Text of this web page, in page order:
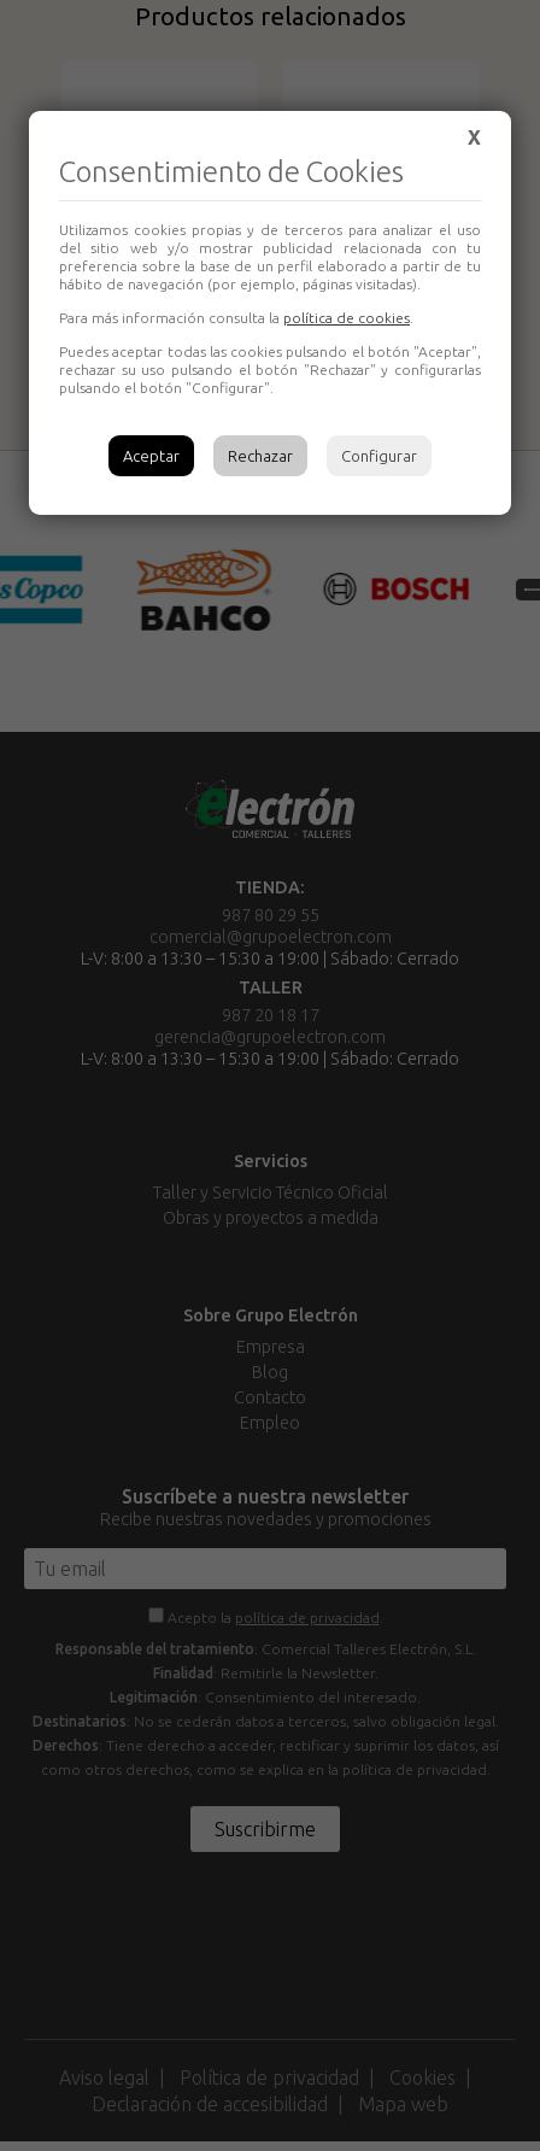
Productos relacionados
Racor Rosca
Hembra 1/4"
26SFIW13MXX
Aixia
Racor Rosca
Hembra 3/8"
26SFIW17MXX
Aixia
TIENDA:
987 80 29 55
comercial@grupoelectron.com
L-V: 8:00 a 13:30 – 15:30 a 19:00 | Sábado: Cerrado
TALLER
987 20 18 17
gerencia@grupoelectron.com
L-V: 8:00 a 13:30 – 15:30 a 19:00 | Sábado: Cerrado
Servicios
Taller y Servicio Técnico Oficial
Obras y proyectos a medida
Sobre Grupo Electrón
Empresa
Blog
Contacto
Empleo
Suscríbete a nuestra newsletter
Recibe nuestras novedades y promociones
Acepto la política de privacidad
Responsable del tratamiento: Comercial Talleres Electrón, S.L.
Finalidad : Remitirle la Newsletter.
Legitimación: Consentimiento del interesado.
Destinatarios: No se cederán datos a terceros, salvo obligación legal.
Derechos: Tiene derecho a acceder, rectificar y suprimir los datos, así
como otros derechos, como se explica en la política de privacidad.
Suscribirme
Aviso legal Política de privacidad
Cookies
Declaración de accesibilidad
Mapa web
X
Consentimiento de Cookies
Utilizamos cookies propias y de terceros para analizar el uso
del sitio web y/o mostrar publicidad relacionada con tu
preferencia sobre la base de un perfil elaborado a partir de tu
hábito de navegación (por ejemplo, páginas visitadas).
Para más información consulta la política de cookies
Puedes aceptar todas las cookies pulsando el botón "Aceptar",
rechazar su uso pulsando el botón "Rechazar" y configurarlas
pulsando el botón "Configurar".
Aceptar Rechazar Configurar